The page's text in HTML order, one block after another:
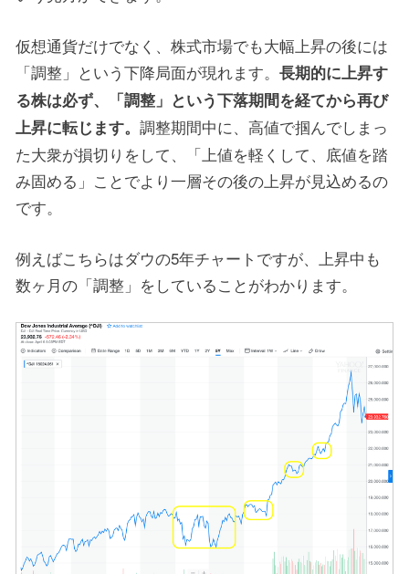
仮想通貨だけでなく、株式市場でも大幅上昇の後には
「調整」という下降局面が現れます。 長期的に上昇す
る株は必ず、「調整」という下落期間を経てから再び
上昇に転じます。 調整期間中に、高値で掴んでしまっ
た大衆が損切りをして、「上値を軽くして、底値を踏
み固める」ことでより一層その後の上昇が見込めるの
です。
例えばこちらはダウの5年チャートですが、上昇中も
数ヶ月の「調整」をしていることがわかります。